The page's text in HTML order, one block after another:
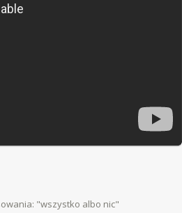
"wszystko albo nic"